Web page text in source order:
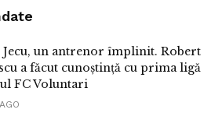
Jecu, un antrenor împlinit. Robert
a făcut cunoștință cu prima ligă
FC Voluntari